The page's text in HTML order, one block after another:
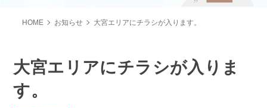
HOME お知らせ 大宮エリアにチラシが入ります。
大宮エリアにチラシが入りま
す。